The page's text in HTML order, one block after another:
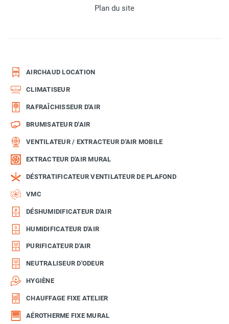
Plan du site
AIRCHAUD LOCATION
CLIMATISEUR
RAFRAÎCHISSEUR D'AIR
BRUMISATEUR D'AIR
VENTILATEUR / EXTRACTEUR D'AIR MOBILE
EXTRACTEUR D'AIR MURAL
DÉSTRATIFICATEUR VENTILATEUR DE PLAFOND
VMC
DÉSHUMIDIFICATEUR D'AIR
HUMIDIFICATEUR D'AIR
PURIFICATEUR D'AIR
NEUTRALISEUR D'ODEUR
HYGIÈNE
CHAUFFAGE FIXE ATELIER
AÉROTHERME FIXE MURAL